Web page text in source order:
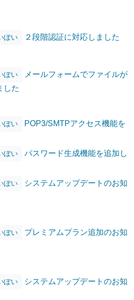
ぽい ２段階認証に対応しました
ぽい
メールフォームでファイルが
した
ぽい
POP3/SMTPアクセス機能を
ぽい
パスワード生成機能を追加し
ぽい
システムアップデートのお知
ぽい
プレミアムプラン追加のお知
ぽい
システムアップデートのお知